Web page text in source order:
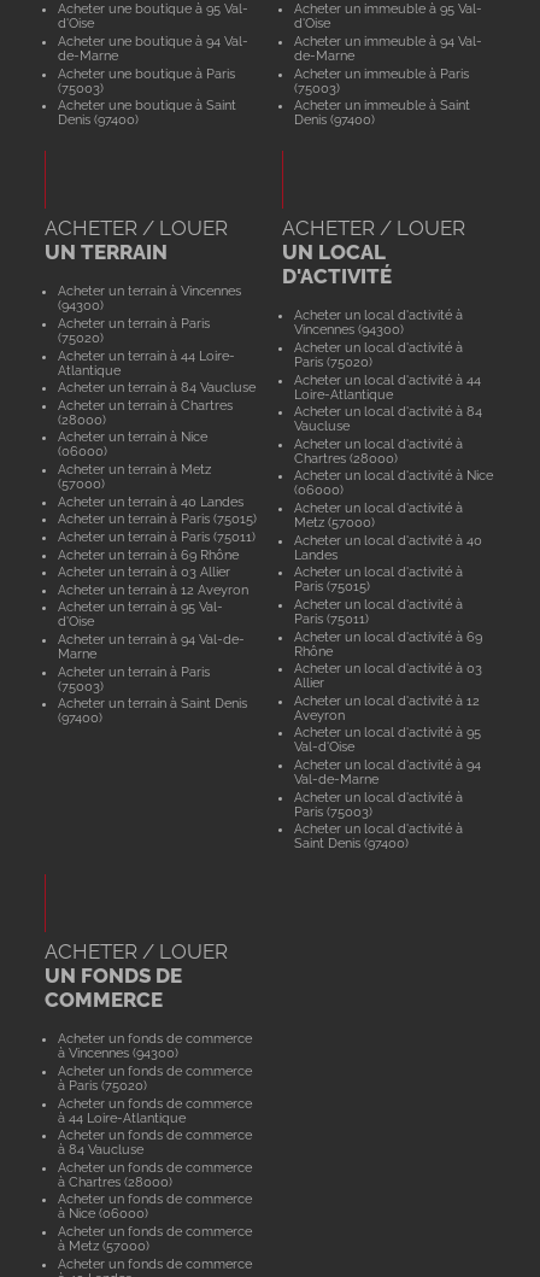
Acheter une boutique à 95 Val-
d'Oise
Acheter une boutique à 94 Val-
de-Marne
Acheter une boutique à Paris
(75003)
Acheter une boutique à Saint
Denis (97400)
Acheter un immeuble à 95 Val-
d'Oise
Acheter un immeuble à 94 Val-
de-Marne
Acheter un immeuble à Paris
(75003)
Acheter un immeuble à Saint
Denis (97400)
ACHETER / LOUER
UN TERRAIN
Acheter un terrain à Vincennes
(94300)
Acheter un terrain à Paris
(75020)
Acheter un terrain à 44 Loire-
Atlantique
Acheter un terrain à 84 Vaucluse
Acheter un terrain à Chartres
(28000)
Acheter un terrain à Nice
(06000)
Acheter un terrain à Metz
(57000)
Acheter un terrain à 40 Landes
Acheter un terrain à Paris (75015)
Acheter un terrain à Paris (75011)
Acheter un terrain à 69 Rhône
Acheter un terrain à 03 Allier
Acheter un terrain à 12 Aveyron
Acheter un terrain à 95 Val-
d'Oise
Acheter un terrain à 94 Val-de-
Marne
Acheter un terrain à Paris
(75003)
Acheter un terrain à Saint Denis
(97400)
ACHETER / LOUER
UN LOCAL
D'ACTIVITÉ
Acheter un local d'activité à
Vincennes (94300)
Acheter un local d'activité à
Paris (75020)
Acheter un local d'activité à 44
Loire-Atlantique
Acheter un local d'activité à 84
Vaucluse
Acheter un local d'activité à
Chartres (28000)
Acheter un local d'activité à Nice
(06000)
Acheter un local d'activité à
Metz (57000)
Acheter un local d'activité à 40
Landes
Acheter un local d'activité à
Paris (75015)
Acheter un local d'activité à
Paris (75011)
Acheter un local d'activité à 69
Rhône
Acheter un local d'activité à 03
Allier
Acheter un local d'activité à 12
Aveyron
Acheter un local d'activité à 95
Val-d'Oise
Acheter un local d'activité à 94
Val-de-Marne
Acheter un local d'activité à
Paris (75003)
Acheter un local d'activité à
Saint Denis (97400)
ACHETER / LOUER
UN FONDS DE
COMMERCE
Acheter un fonds de commerce
à Vincennes (94300)
Acheter un fonds de commerce
à Paris (75020)
Acheter un fonds de commerce
à 44 Loire-Atlantique
Acheter un fonds de commerce
à 84 Vaucluse
Acheter un fonds de commerce
à Chartres (28000)
Acheter un fonds de commerce
à Nice (06000)
Acheter un fonds de commerce
à Metz (57000)
Acheter un fonds de commerce